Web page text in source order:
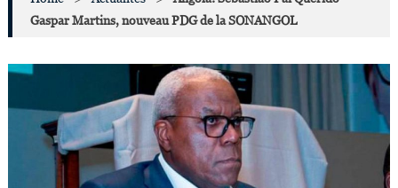
Gaspar Martins, nouveau PDG de la SONANGOL